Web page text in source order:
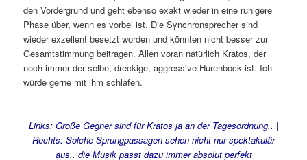
den Vordergrund und geht ebenso exakt wieder in eine ruhigere
Phase über, wenn es vorbei ist. Die Synchronsprecher sind
wieder exzellent besetzt worden und könnten nicht besser zur
Gesamtstimmung beitragen. Allen voran natürlich Kratos, der
noch immer der selbe, dreckige, aggressive Hurenbock ist. Ich
würde gerne mit ihm schlafen.
Links: Große Gegner sind für Kratos ja an der Tagesordnung.. |
Rechts: Solche Sprungpassagen sehen nicht nur spektakulär
aus.. die Musik passt dazu immer absolut perfekt